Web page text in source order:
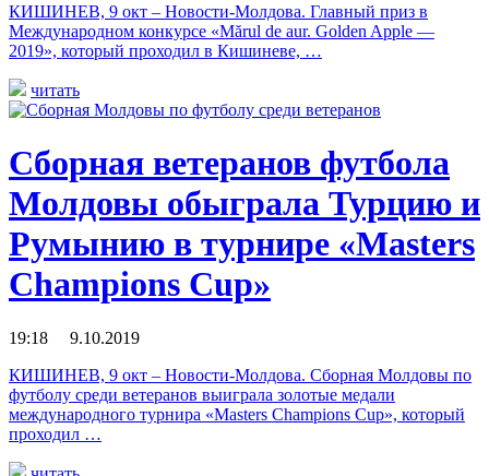
КИШИНЕВ, 9 окт – Новости-Молдова. Главный приз в
Международном конкурсе «Мărul de aur. Golden Apple —
2019», который проходил в Кишиневе, …
читать
Сборная ветеранов футбола
Молдовы обыграла Турцию и
Румынию в турнире «Masters
Champions Cup»
19:18 9.10.2019
КИШИНЕВ, 9 окт – Новости-Молдова. Сборная Молдовы по
футболу среди ветеранов выиграла золотые медали
международного турнира «Masters Champions Cup», который
проходил …